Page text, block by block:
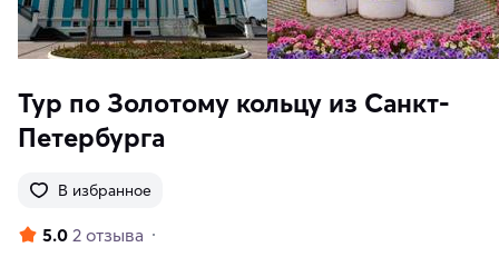
Тур по Золотому кольцу из Санкт-
Петербурга
В избранное
5.0 2 отзыва